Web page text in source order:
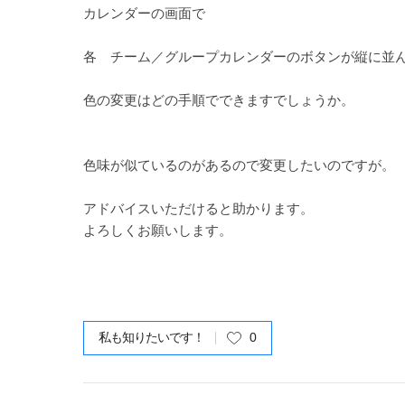
カレンダーの画面で
各 チーム／グループカレンダーのボタンが縦に並
色の変更はどの手順でできますでしょうか。
色味が似ているのがあるので変更したいのですが。
アドバイスいただけると助かります。
よろしくお願いします。
私も知りたいです！ 0